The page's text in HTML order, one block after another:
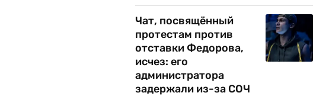
Чат, посвящённый
протестам против
отставки Федорова,
исчез: его
администратора
задержали из-за СОЧ